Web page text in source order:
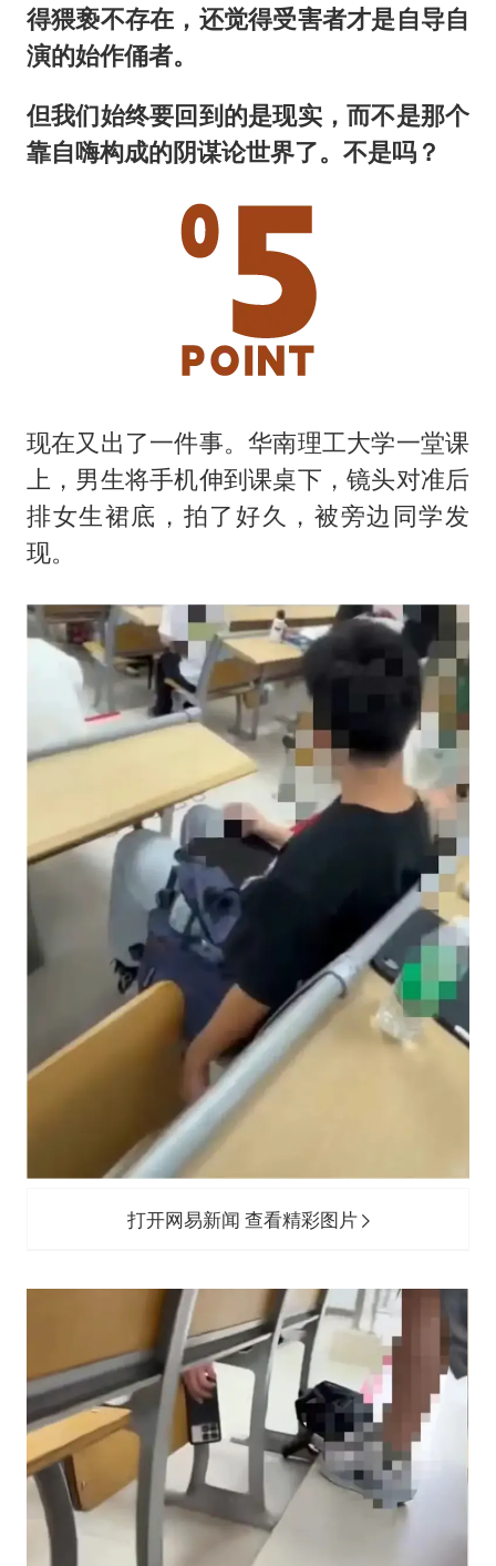
得猥亵不存在，还觉得受害者才是自导自
演的始作俑者。
但我们始终要回到的是现实，而不是那个
靠自嗨构成的阴谋论世界了。不是吗？
现在又出了一件事。华南理工大学一堂课
上，男生将手机伸到课桌下，镜头对准后
排女生裙底，拍了好久，被旁边同学发
现。
打开网易新闻 查看精彩图片